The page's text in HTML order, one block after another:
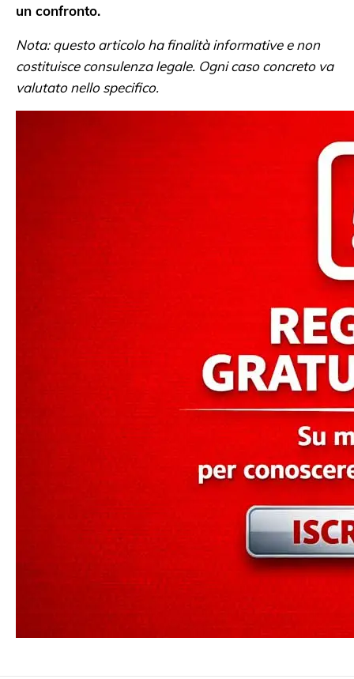
un confronto.
Nota: questo articolo ha finalità informative e non
costituisce consulenza legale. Ogni caso concreto va
valutato nello specifico.